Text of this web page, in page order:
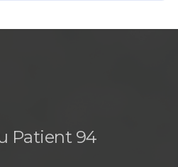
Patient 94